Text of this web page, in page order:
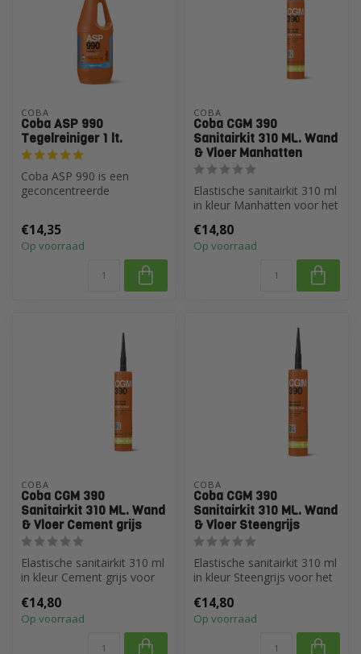
COBA
Coba ASP 990
Tegelreiniger 1 lt.
Coba ASP 990 is een
geconcentreerde
€14,35
Op voorraad
COBA
Coba CGM 390
Sanitairkit 310 ML. Wand
& Vloer Manhatten
Elastische sanitairkit 310 ml
in kleur Manhatten voor het
€14,80
Op voorraad
COBA
Coba CGM 390
Sanitairkit 310 ML. Wand
& Vloer Cement grijs
Elastische sanitairkit 310 ml
in kleur Cement grijs voor
€14,80
Op voorraad
COBA
Coba CGM 390
Sanitairkit 310 ML. Wand
& Vloer Steengrijs
Elastische sanitairkit 310 ml
in kleur Steengrijs voor het
€14,80
Op voorraad